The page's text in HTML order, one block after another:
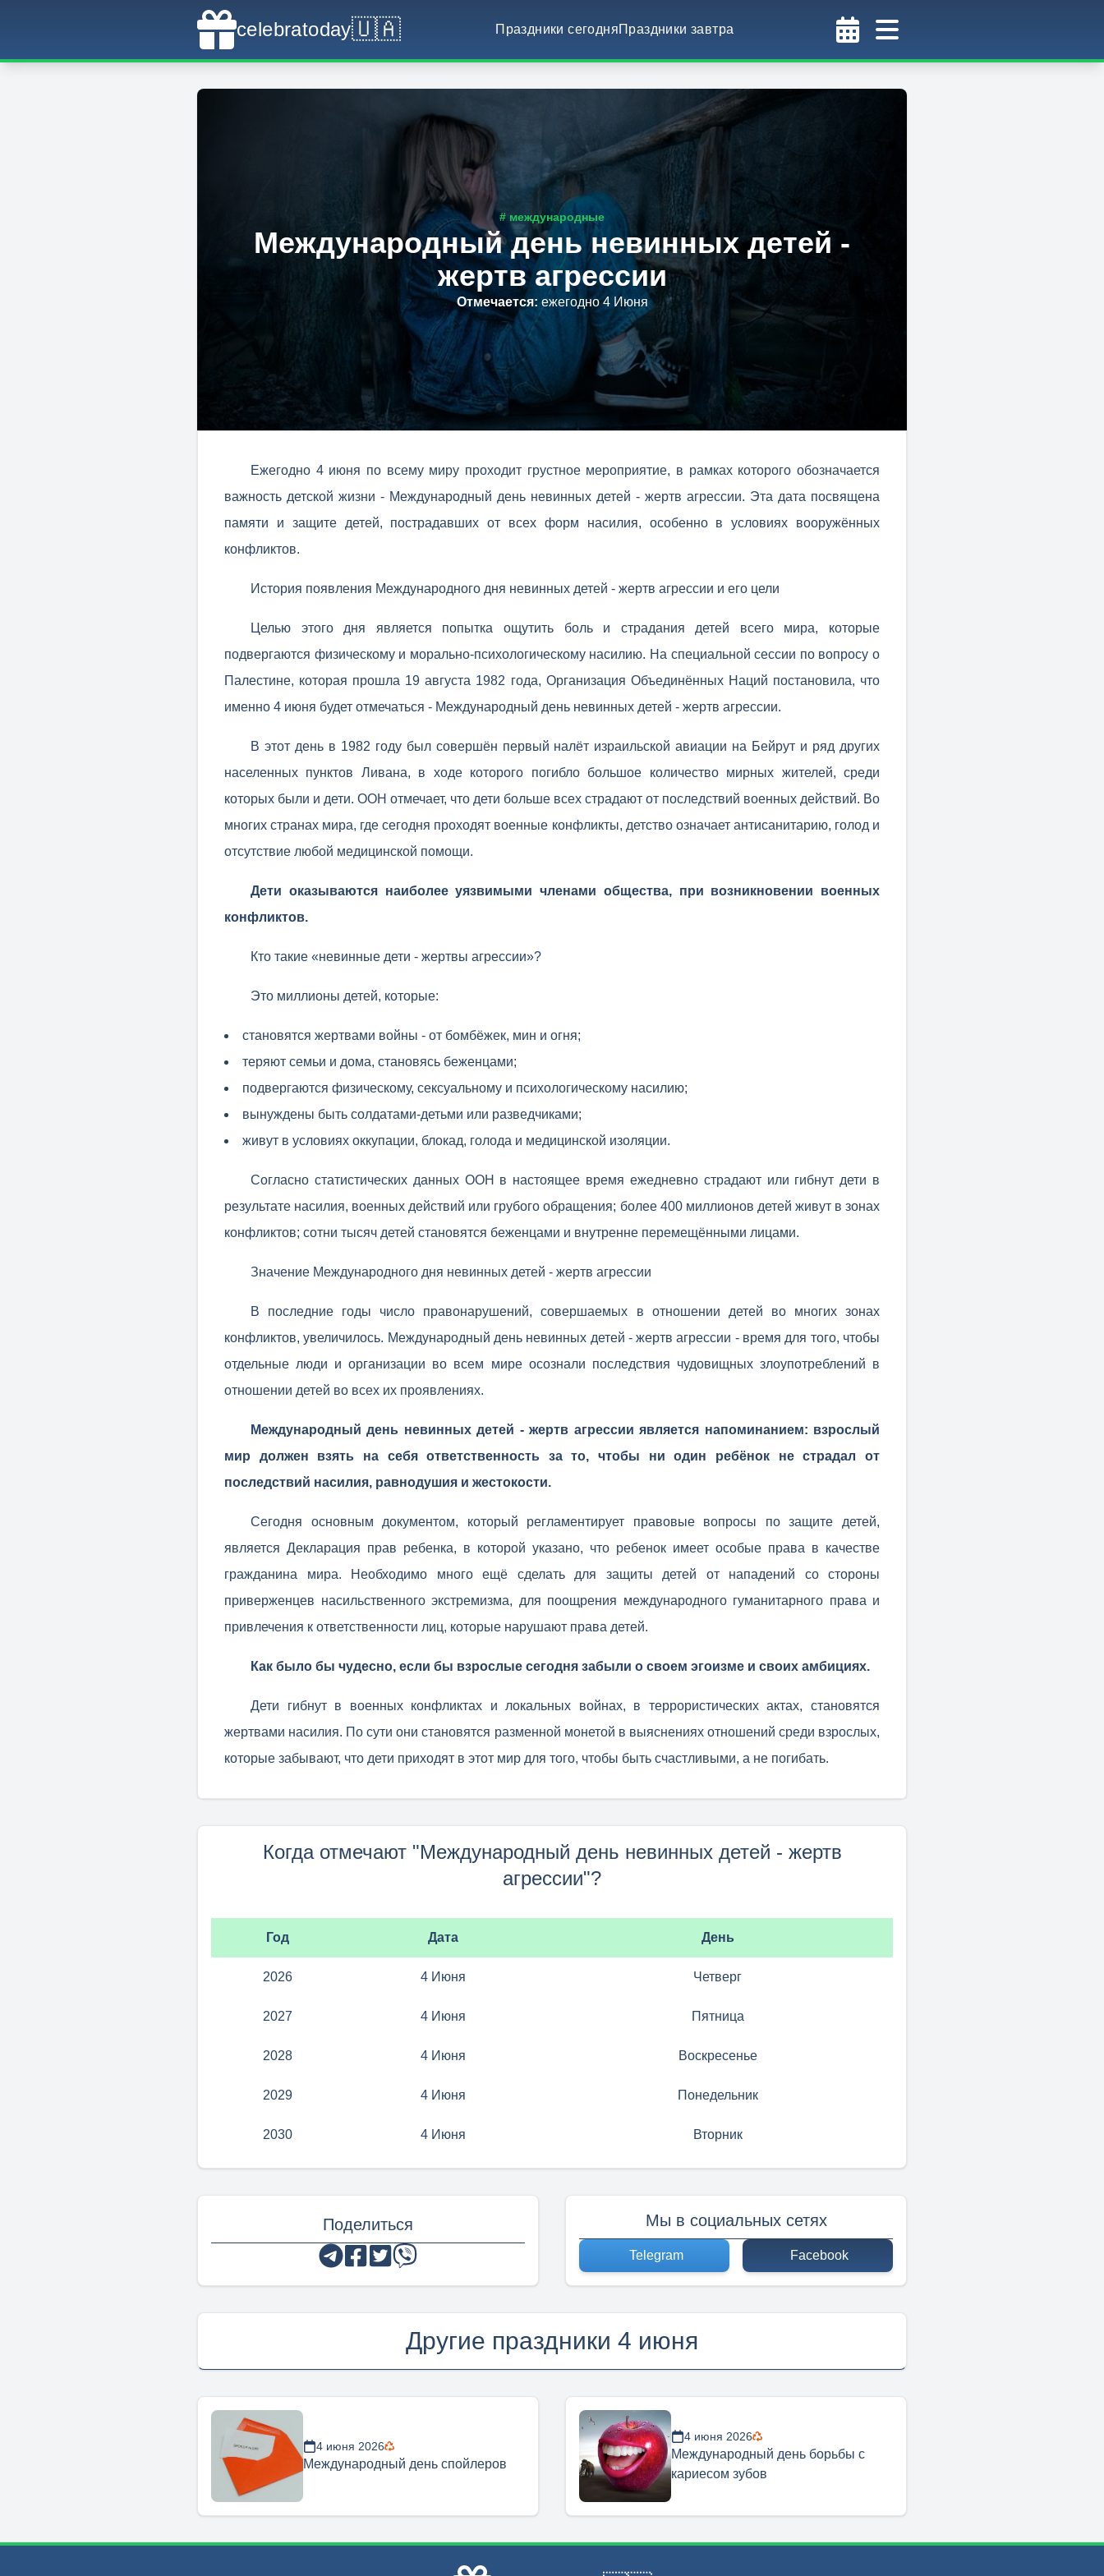
celebratoday🇺🇦 Праздники сегодняПраздники завтра
# международные
Международный день невинных детей -
жертв агрессии
Отмечается: ежегодно 4 Июня
Ежегодно 4 июня по всему миру проходит грустное мероприятие, в рамках которого обозначается
важность детской жизни - Международный день невинных детей - жертв агрессии. Эта дата посвящена
памяти и защите детей, пострадавших от всех форм насилия, особенно в условиях вооружённых
конфликтов.
История появления Международного дня невинных детей - жертв агрессии и его цели
Целью этого дня является попытка ощутить боль и страдания детей всего мира, которые
подвергаются физическому и морально-психологическому насилию. На специальной сессии по вопросу о
Палестине, которая прошла 19 августа 1982 года, Организация Объединённых Наций постановила, что
именно 4 июня будет отмечаться - Международный день невинных детей - жертв агрессии.
В этот день в 1982 году был совершён первый налёт израильской авиации на Бейрут и ряд других
населенных пунктов Ливана, в ходе которого погибло большое количество мирных жителей, среди
которых были и дети. ООН отмечает, что дети больше всех страдают от последствий военных действий. Во
многих странах мира, где сегодня проходят военные конфликты, детство означает антисанитарию, голод и
отсутствие любой медицинской помощи.
Дети оказываются наиболее уязвимыми членами общества, при возникновении военных
конфликтов.
Кто такие «невинные дети - жертвы агрессии»?
Это миллионы детей, которые:
становятся жертвами войны - от бомбёжек, мин и огня;
теряют семьи и дома, становясь беженцами;
подвергаются физическому, сексуальному и психологическому насилию;
вынуждены быть солдатами-детьми или разведчиками;
живут в условиях оккупации, блокад, голода и медицинской изоляции.
Согласно статистических данных ООН в настоящее время ежедневно страдают или гибнут дети в
результате насилия, военных действий или грубого обращения; более 400 миллионов детей живут в зонах
конфликтов; сотни тысяч детей становятся беженцами и внутренне перемещёнными лицами.
Значение Международного дня невинных детей - жертв агрессии
В последние годы число правонарушений, совершаемых в отношении детей во многих зонах
конфликтов, увеличилось. Международный день невинных детей - жертв агрессии - время для того, чтобы
отдельные люди и организации во всем мире осознали последствия чудовищных злоупотреблений в
отношении детей во всех их проявлениях.
Международный день невинных детей - жертв агрессии является напоминанием: взрослый
мир должен взять на себя ответственность за то, чтобы ни один ребёнок не страдал от
последствий насилия, равнодушия и жестокости.
Сегодня основным документом, который регламентирует правовые вопросы по защите детей,
является Декларация прав ребенка, в которой указано, что ребенок имеет особые права в качестве
гражданина мира. Необходимо много ещё сделать для защиты детей от нападений со стороны
приверженцев насильственного экстремизма, для поощрения международного гуманитарного права и
привлечения к ответственности лиц, которые нарушают права детей.
Как было бы чудесно, если бы взрослые сегодня забыли о своем эгоизме и своих амбициях.
Дети гибнут в военных конфликтах и локальных войнах, в террористических актах, становятся
жертвами насилия. По сути они становятся разменной монетой в выяснениях отношений среди взрослых,
которые забывают, что дети приходят в этот мир для того, чтобы быть счастливыми, а не погибать.
Когда отмечают "Международный день невинных детей - жертв
агрессии"?
Год Дата День
2026 4 Июня Четверг
2027 4 Июня Пятница
2028 4 Июня Воскресенье
2029 4 Июня Понедельник
2030 4 Июня Вторник
Поделиться Мы в социальных сетях
Telegram Facebook
Другие праздники 4 июня
4 июня 2026
Международный день спойлеров
4 июня 2026
Международный день борьбы с
кариесом зубов